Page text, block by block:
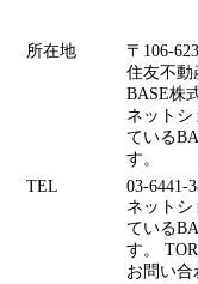
所在地
〒106-
住友不動
BASE株
ネットシ
ている
す。
TEL
03-6441-
ネットシ
ている
す。
お問い